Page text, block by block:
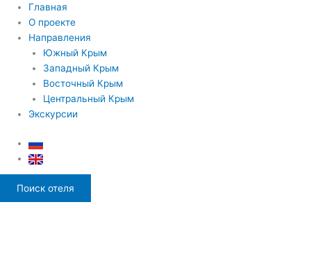
Главная
О проекте
Направления
Южный Крым
Западный Крым
Восточный Крым
Центральный Крым
Экскурсии
Поиск отеля